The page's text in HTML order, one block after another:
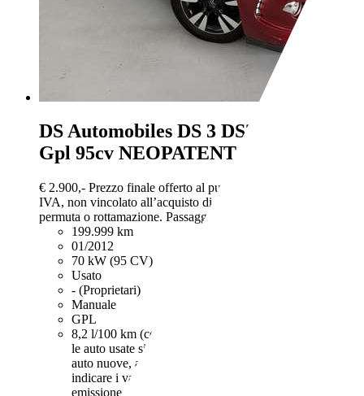
DS Automobiles DS 3 DS3 1.4 vti Chic
Gpl 95cv NEOPATENTATI EURO5B
€ 2.900,- Prezzo finale offerto al pubblico, comprensivo di
IVA, non vincolato all’acquisto di un finanziamento, a
permuta o rottamazione. Passaggio di proprietà e IPT esclusi.
199.999 km
01/2012
70 kW (95 CV)
Usato
- (Proprietari)
Manuale
GPL
8,2 l/100 km (comb.)
le auto usate si intendono riferiti al ciclo NEDC. Per le
auto nuove, a partire dal 16.2.2021, iI rivenditore deve
indicare i valori relativi al consumo di carburante ed
emissione di CO2 misurati con il ciclo WLTP. Il